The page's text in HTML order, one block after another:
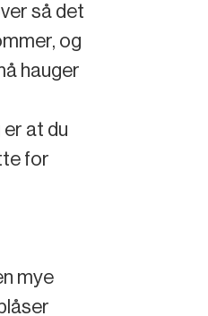
så det
og
hauger
at du
for
mye